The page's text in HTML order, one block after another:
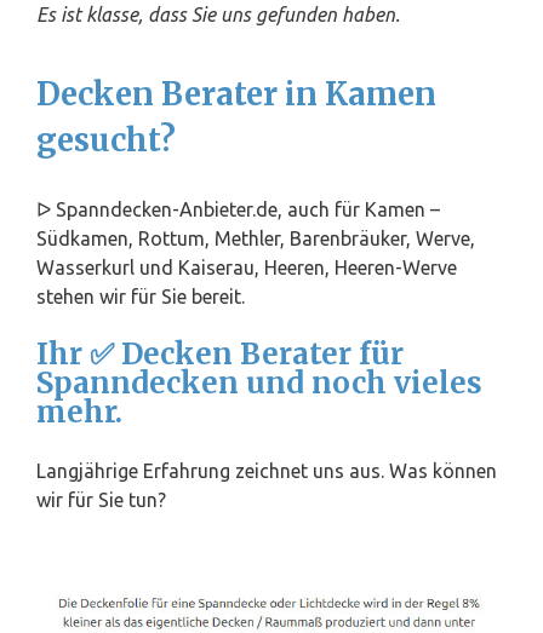
Es ist klasse, dass Sie uns gefunden haben.
Decken Berater in Kamen
gesucht?
ᐅ Spanndecken-Anbieter.de, auch für Kamen –
Südkamen, Rottum, Methler, Barenbräuker, Werve,
Wasserkurl und Kaiserau, Heeren, Heeren-Werve
stehen wir für Sie bereit.
Ihr ✅ Decken Berater für
Spanndecken und noch vieles
mehr.
Langjährige Erfahrung zeichnet uns aus. Was können
wir für Sie tun?